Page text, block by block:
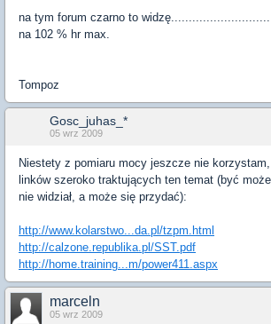
na tym forum czarno to
na 102 % hr max.
Tompoz
Gosc_juhas_*
05 wrz 2009
Niestety z pomiaru mocy jeszcze nie
linków szeroko traktujących ten temat (być
nie widział, a może się przydać):
http://www.kolarstwo...da.pl/tzpm.html
http://calzone.republika.pl/SST.pdf
http://home.training...m/power411.aspx
marceln
05 wrz 2009